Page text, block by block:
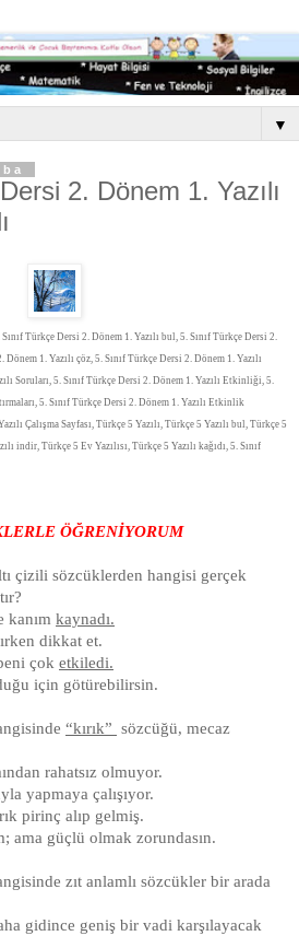
▼
2. Dönem 1. Yazılı
Türkçe Dersi 2. Dönem 1. Yazılı bul, 5. Sınıf Türkçe Dersi 2.
Dönem 1. Yazılı çöz, 5. Sınıf Türkçe Dersi 2. Dönem 1. Yazılı
Soruları, 5. Sınıf Türkçe Dersi 2. Dönem 1. Yazılı Etkinliği, 5.
5. Sınıf Türkçe Dersi 2. Dönem 1. Yazılı Etkinlik
Çalışma Sayfası, Türkçe 5 Yazılı, Türkçe 5 Yazılı bul, Türkçe 5
indir, Türkçe 5 Ev Yazılısı, Türkçe 5 Yazılı kağıdı, 5. Sınıf
ÖĞRENİYORUM
çizili sözcüklerden hangisi gerçek
kanım kaynadı.
dikkat et.
çok etkiledi.
için götürebilirsin.
“kırık” sözcüğü, mecaz
rahatsız olmuyor.
yapmaya çalışıyor.
pirinç alıp gelmiş.
ama güçlü olmak zorundasın.
zıt anlamlı sözcükler bir arada
gidince geniş bir vadi karşılayacak